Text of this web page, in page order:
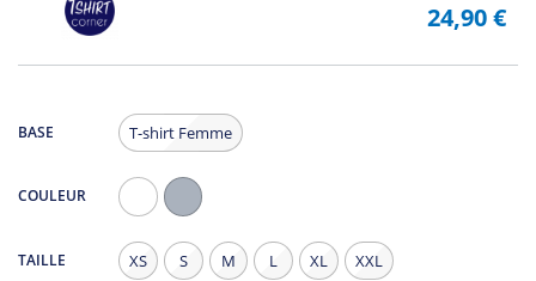
24,90 €
BASE T-shirt Femme
COULEUR
Chiné
TAILLE XS S M L XL XXL